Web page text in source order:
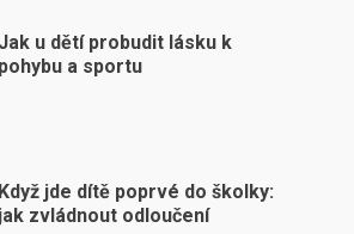
Jak u dětí probudit lásku k
pohybu a sportu
Když jde dítě poprvé do školky:
jak zvládnout odloučení